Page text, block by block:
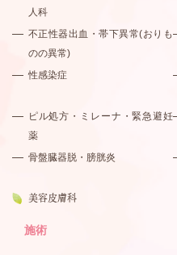
人科
不正性器出血・帯下異常(おりも
のの異常)
性感染症
ピル処方・ミレーナ・緊急避妊
薬
骨盤臓器脱・膀胱炎
美容皮膚科
施術